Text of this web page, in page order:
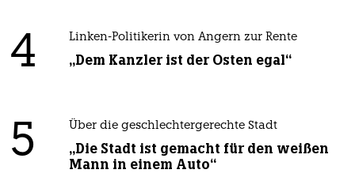
4 Linken-Politikerin von Angern zur Rente
„Dem Kanzler ist der Osten egal“
5 Über die geschlechtergerechte Stadt
„Die Stadt ist gemacht für den weißen
Mann in einem Auto“